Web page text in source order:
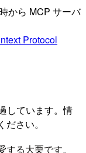
から MCP サーバ
Protocol
しています。情
さい。
る大栗です。